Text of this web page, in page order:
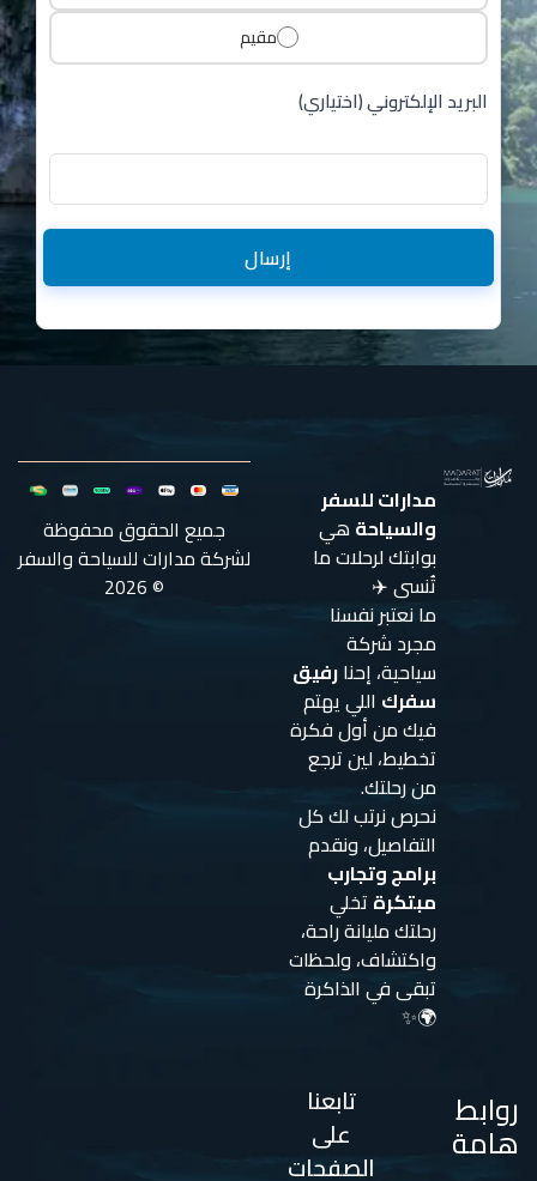
مقيم
البريد الإلكتروني (اختياري)
إرسال
مدارات للسفر
والسياحة هي
بوابتك لرحلات ما
تُنسى ✈️
ما نعتبر نفسنا
مجرد شركة
سياحية، إحنارفيق
سفرك اللي يهتم
فيك من أول فكرة
تخطيط، لين ترجع
من رحلتك.
نحرص نرتب لك كل
التفاصيل، ونقدم
برامج وتجارب
مبتكرة تخلي
رحلتك مليانة راحة،
واكتشاف، ولحظات
تبقى في الذاكرة
🌍✨
روابط
هامة
تابعنا
على
الصفحات
جميع الحقوق محفوظة
لشركة مدارات للسياحة والسفر
© 2026